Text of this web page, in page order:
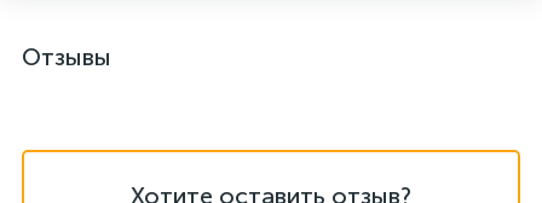
Отзывы
Хотите оставить отзыв?